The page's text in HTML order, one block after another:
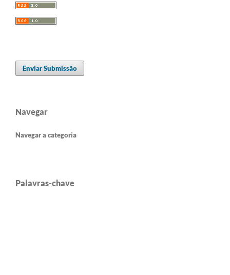
Enviar Submissão
Navegar
Navegar a categoria
Palavras-chave